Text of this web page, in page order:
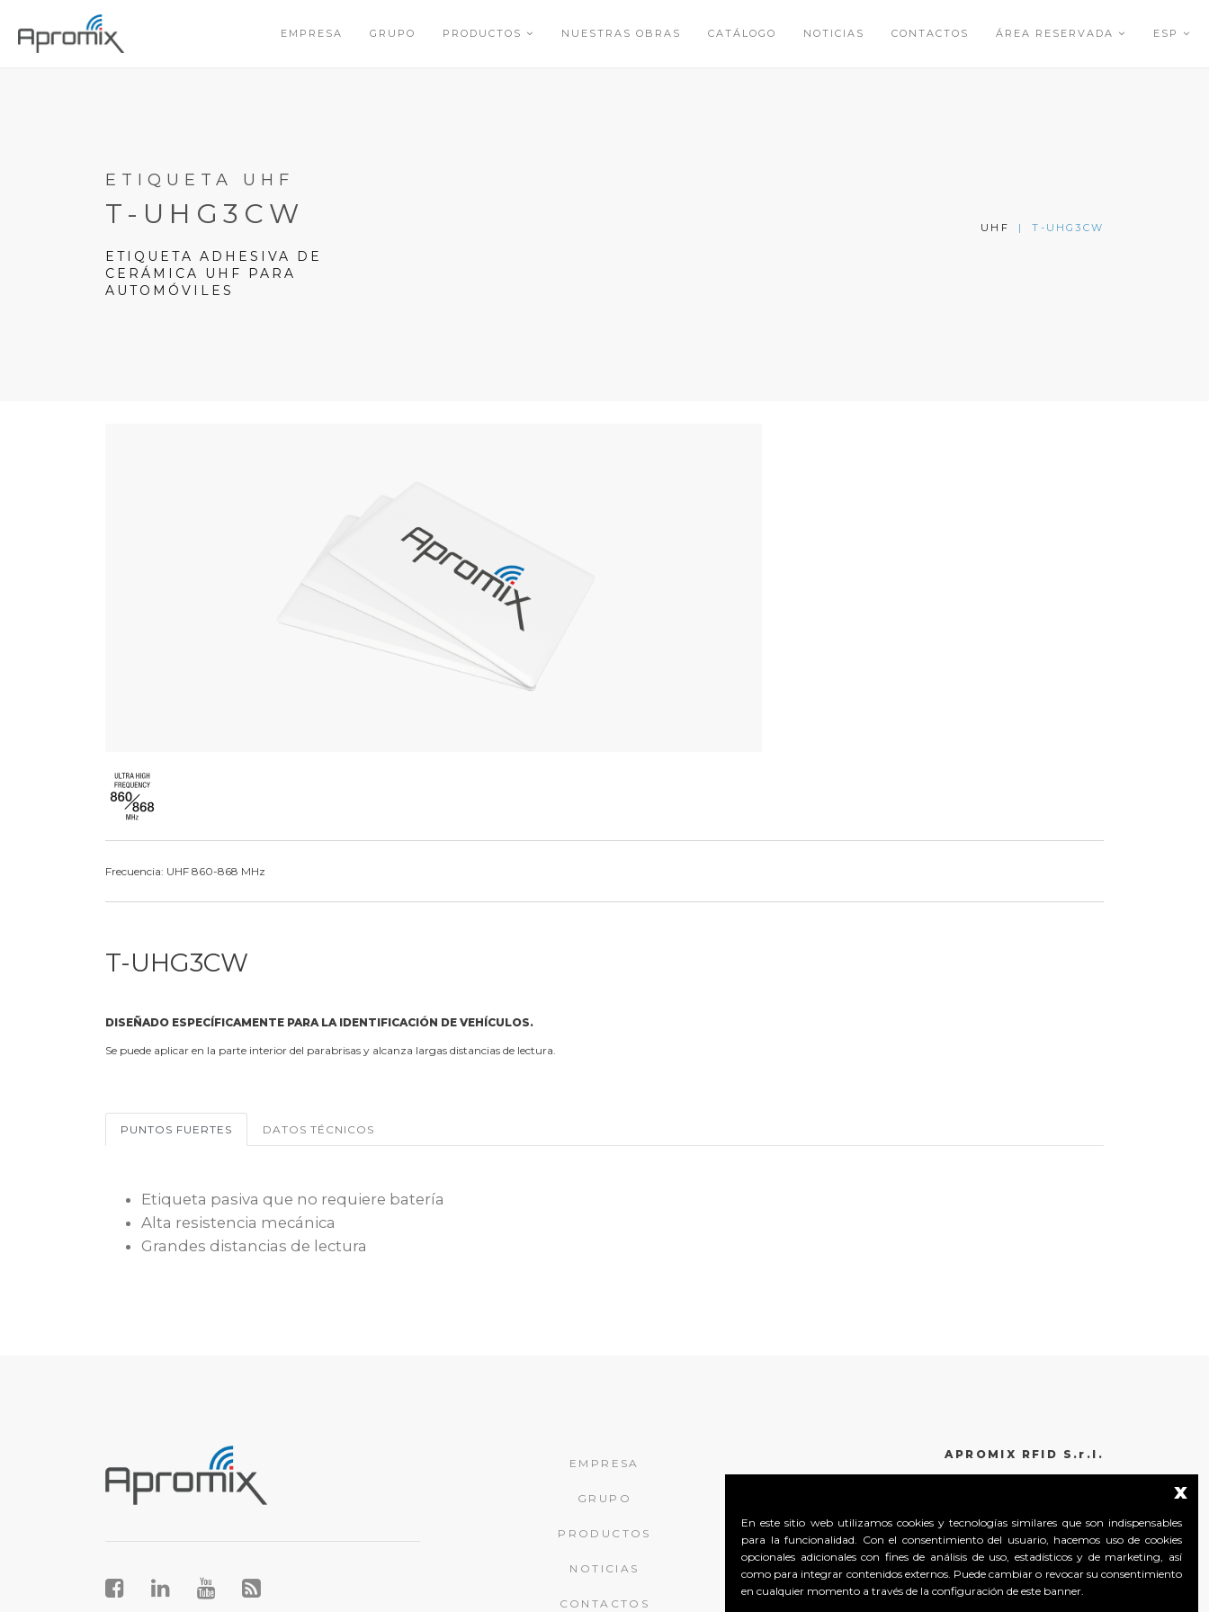
EMPRESA GRUPO PRODUCTOS NUESTRAS OBRAS CATÁLOGO NOTICIAS CONTACTOS ÁREA RESERVADA ESP
ETIQUETA UHF
T-UHG3CW
ETIQUETA ADHESIVA DE
CERÁMICA UHF PARA
AUTOMÓVILES
UHF | T-UHG3CW
Frecuencia: UHF 860-868 MHz
T-UHG3CW
DISEÑADO ESPECÍFICAMENTE PARA LA IDENTIFICACIÓN DE VEHÍCULOS.
Se puede aplicar en la parte interior del parabrisas y alcanza largas distancias de lectura.
PUNTOS FUERTES DATOS TÉCNICOS
Etiqueta pasiva que no requiere batería
Alta resistencia mecánica
Grandes distancias de lectura
EMPRESA
GRUPO
PRODUCTOS
NOTICIAS
CONTACTOS
APROMIX RFID S.r.l.
Tel. +39 0424 502466
Tel. +39 0424 1903461
Tel. +39 0424 1903462
Capitale Sociale € 150.000
x
En este sitio web utilizamos cookies y tecnologías similares que son indispensables
para la funcionalidad. Con el consentimiento del usuario, hacemos uso de cookies
opcionales adicionales con fines de análisis de uso, estadísticos y de marketing, así
como para integrar contenidos externos. Puede cambiar o revocar su consentimiento
en cualquier momento a través de la configuración de este banner.